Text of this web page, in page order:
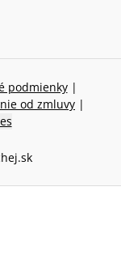
podmienky |
od zmluvy |